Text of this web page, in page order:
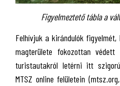
Figyelmeztető tábla a
Felhívjuk a kirándulók
magterülete fokozottan
turistautakról letérni itt
MTSZ online felületein